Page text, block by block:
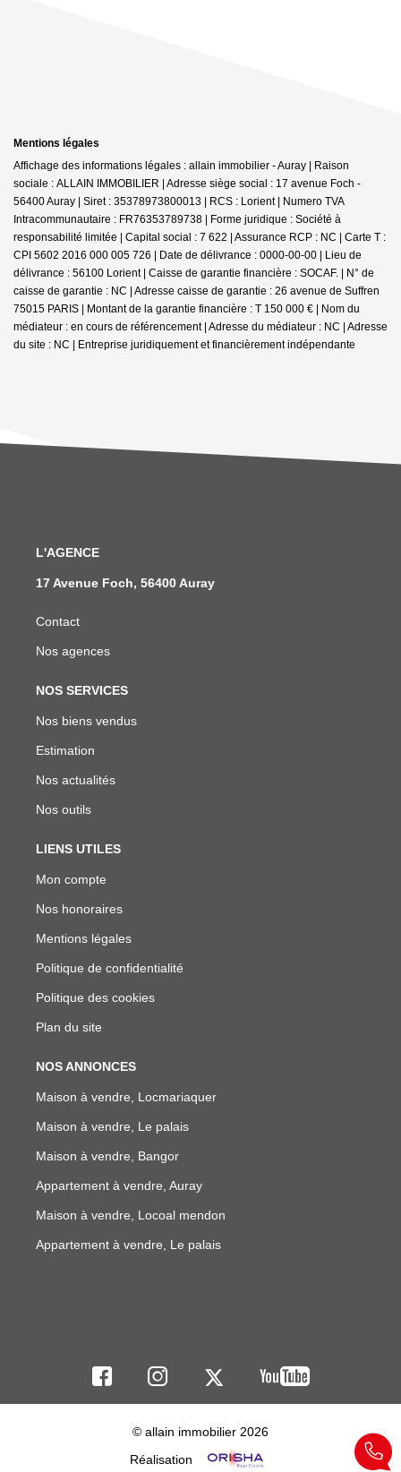
Mentions légales
Affichage des informations légales : allain immobilier - Auray | Raison
sociale : ALLAIN IMMOBILIER | Adresse siège social : 17 avenue Foch -
56400 Auray | Siret : 35378973800013 | RCS : Lorient | Numero TVA
Intracommunautaire : FR76353789738 | Forme juridique : Société à
responsabilité limitée | Capital social : 7 622 | Assurance RCP : NC | Carte T :
CPI 5602 2016 000 005 726 | Date de délivrance : 0000-00-00 | Lieu de
délivrance : 56100 Lorient | Caisse de garantie financière : SOCAF. | N° de
caisse de garantie : NC | Adresse caisse de garantie : 26 avenue de Suffren
75015 PARIS | Montant de la garantie financière : T 150 000 € | Nom du
médiateur : en cours de référencement | Adresse du médiateur : NC | Adresse
du site : NC | Entreprise juridiquement et financièrement indépendante
L'AGENCE
17 Avenue Foch, 56400 Auray
Contact
Nos agences
NOS SERVICES
Nos biens vendus
Estimation
Nos actualités
Nos outils
LIENS UTILES
Mon compte
Nos honoraires
Mentions légales
Politique de confidentialité
Politique des cookies
Plan du site
NOS ANNONCES
Maison à vendre, Locmariaquer
Maison à vendre, Le palais
Maison à vendre, Bangor
Appartement à vendre, Auray
Maison à vendre, Locoal mendon
Appartement à vendre, Le palais
© allain immobilier 2026
Réalisation